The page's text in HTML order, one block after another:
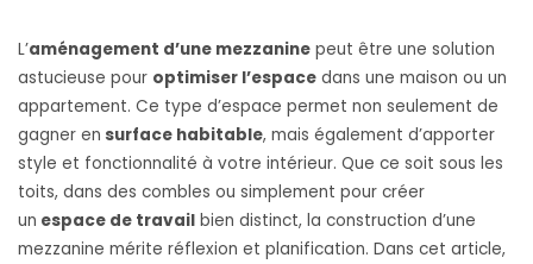
L’aménagement d’une mezzanine peut être une solution
astucieuse pour optimiser l’espace dans une maison ou un
appartement. Ce type d’espace permet non seulement de
gagner en surface habitable, mais également d’apporter
style et fonctionnalité à votre intérieur. Que ce soit sous les
toits, dans des combles ou simplement pour créer
un espace de travail bien distinct, la construction d’une
mezzanine mérite réflexion et planification. Dans cet article,